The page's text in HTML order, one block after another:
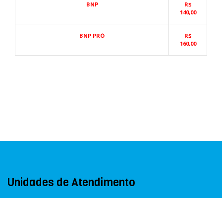
BNP
R$
140,00
BNP PRÓ
R$
160,00
Unidades de Atendimento